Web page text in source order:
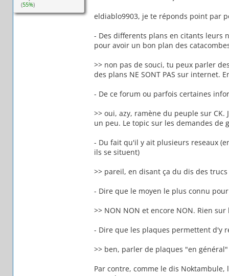
(55%)
eldiablo9903, je te réponds point par
- Des differents plans en citants leurs
pour avoir un bon plan des
>> non pas de souci, tu peux parler
des plans NE SONT PAS sur internet.
- De ce forum ou parfois certaines
>> oui, azy, ramène du peuple sur
un peu. Le topic sur les demandes de
- Du fait qu'il y ait plusieurs reseaux
ils se situent)
>> pareil, en disant ça du dis des
- Dire que le moyen le plus connu
>> NON NON et encore NON. Rien
- Dire que les plaques permettent d'y
>> ben, parler de plaques "en
Par contre, comme le dis